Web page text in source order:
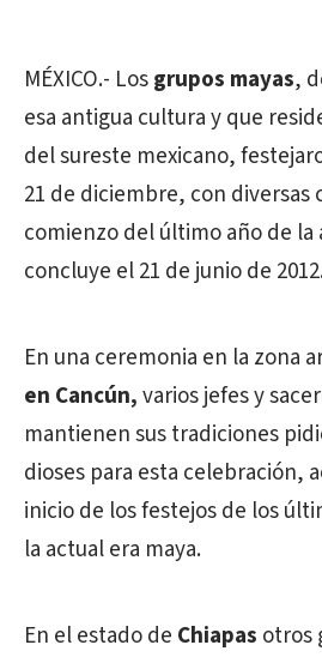
MÉXICO.- Losgrupos mayas,
esa antigua cultura y que
del sureste mexicano,
21 de diciembre, con diversas
comienzo del último año de la
concluye el 21 de junio de
En una ceremonia en la zona
en Cancún,varios jefes y
mantienen sus tradiciones
dioses para esta celebración,
inicio de los festejos de los
la actual era maya.
En el estado de Chiapas otros